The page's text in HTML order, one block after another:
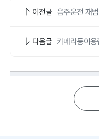
이전글 음주운전 재
다음글 카메라등이